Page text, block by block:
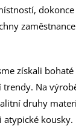
získali
Na
druhy
kousky.